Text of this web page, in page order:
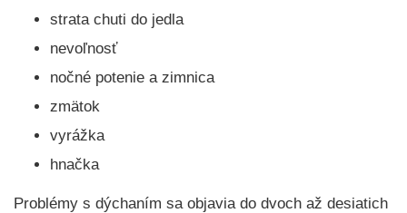
strata chuti do jedla
nevoľnosť
nočné potenie a zimnica
zmätok
vyrážka
hnačka
Problémy s dýchaním sa objavia do dvoch až desiatich